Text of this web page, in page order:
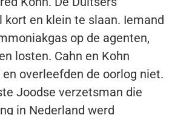
kort en klein te slaan. Iemand
op de agenten,
losten. Cahn en Kohn
overleefden de oorlog niet.
Joodse verzetsman die
in Nederland werd